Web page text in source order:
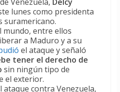
lunes como presidenta
suramericano.
mundo, entre ellos
a Maduro y a su
el ataque y señaló
tener el derecho de
sin ningún tipo de
el exterior.
ataque contra Venezuela,